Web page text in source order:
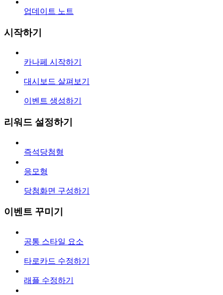
업데이트 노트
시작하기
카나페 시작하기
대시보드 살펴보기
이벤트 생성하기
리워드 설정하기
즉석당첨형
응모형
당첨화면 구성하기
이벤트 꾸미기
공통 스타일 요소
타로카드 수정하기
래플 수정하기